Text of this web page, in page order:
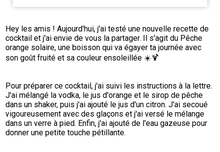
Hey les amis ! Aujourd'hui, j'ai testé une nouvelle recette de
cocktail et j'ai envie de vous la partager. Il s'agit du Pêche
orange solaire, une boisson qui va égayer ta journée avec
son goût fruité et sa couleur ensoleillée ☀️🍹
Pour préparer ce cocktail, j'ai suivi les instructions à la lettre.
J'ai mélangé la vodka, le jus d'orange et le sirop de pêche
dans un shaker, puis j'ai ajouté le jus d'un citron. J'ai secoué
vigoureusement avec des glaçons et j'ai versé le mélange
dans un verre à pied. Enfin, j'ai ajouté de l'eau gazeuse pour
donner une petite touche pétillante.